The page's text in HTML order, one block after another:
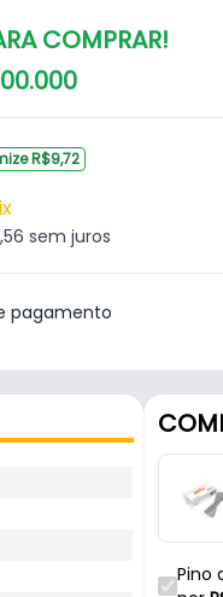
COMPRAR!
00.000
R$9,72
sem juros
pagamento
Pino